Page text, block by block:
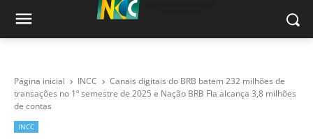
Página inicial INCC
Canais digitais do BRB batem 232 milhões de
transações no 1º semestre de 2025 e Nação BRB Fla alcança 3,8 milhões
de contas
INCC